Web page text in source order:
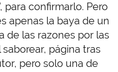
para confirmarlo. Pero
apenas la baya de un
de las razones por las
página tras
pero solo una de